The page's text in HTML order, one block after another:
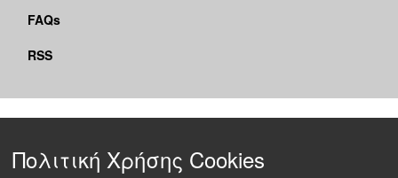
FAQs
RSS
Πολιτική Χρήσης Cookies